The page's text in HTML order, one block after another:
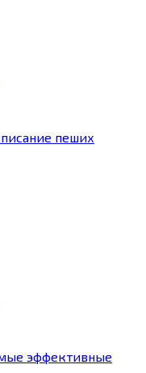
пеших
эффективные